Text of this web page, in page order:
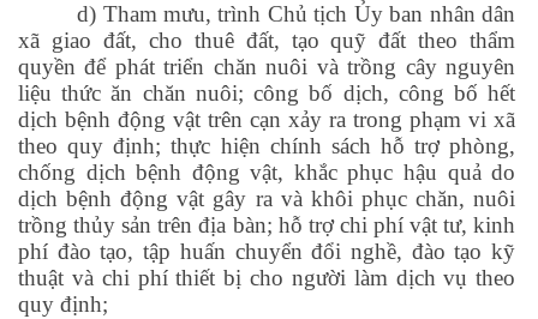
d) Tham mưu, trình Chủ tịch Ủy ban nhân dân
xã giao đất, cho thuê đất, tạo quỹ đất theo thẩm
quyền để phát triển chăn nuôi và trồng cây nguyên
liệu thức ăn chăn nuôi; công bố dịch, công bố hết
dịch bệnh động vật trên cạn xảy ra trong phạm vi xã
theo quy định; thực hiện chính sách hỗ trợ phòng,
chống dịch bệnh động vật, khắc phục hậu quả do
dịch bệnh động vật gây ra và khôi phục chăn, nuôi
trồng thủy sản trên địa bàn; hỗ trợ chi phí vật tư, kinh
phí đào tạo, tập huấn chuyển đổi nghề, đào tạo kỹ
thuật và chi phí thiết bị cho người làm dịch vụ theo
quy định;